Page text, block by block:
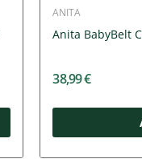
ANITA
Anita BabyBelt
38,99 €